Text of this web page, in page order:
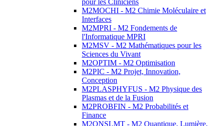
pour les Cliniciens
M2MOCHI - M2 Chimie Moléculaire et
Interfaces
M2MPRI - M2 Fondements de
l'Informatique MPRI
M2MSV - M2 Mathématiques pour les
Sciences du Vivant
M2OPTIM - M2 Optimisation
M2PIC - M2 Projet, Innovation,
Conception
M2PLASPHYFUS - M2 Physique des
Plasmas et de la Fusion
M2PROBFIN - M2 Probabilités et
Finance
M2QNSLMT - M2 Quantique, Lumière,